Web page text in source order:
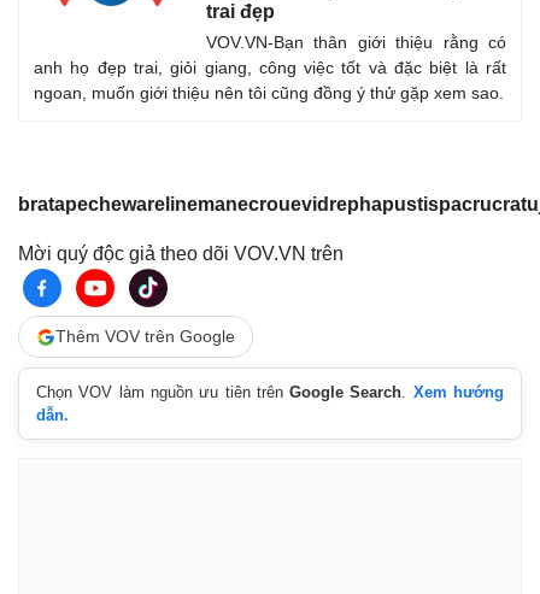
Pháp luật
Vụ án
Tin nóng
Tư vấn luật
trai đẹp
VOV.VN-Bạn thân giới thiệu rằng có
anh họ đẹp trai, giỏi giang, công việc tốt và đặc biệt là rất
ngoan, muốn giới thiệu nên tôi cũng đồng ý thử gặp xem sao.
Mời quý độc giả theo dõi VOV.VN trên
Thêm VOV trên Google
Chọn VOV làm nguồn ưu tiên trênGoogle Search. Xem hướng
dẫn.